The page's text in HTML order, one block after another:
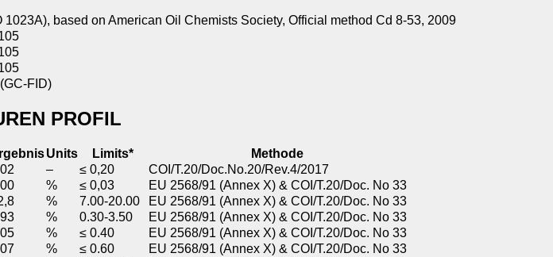
1023Α), based on American Oil Chemists Society, Official method Cd 8-53, 2009
(GC-FID)
PROFIL
Units Limits*
Methode
– ≤ 0,20
COI/T.20/Doc.No.20/Rev.4/2017
% ≤ 0,03
EU 2568/91 (Annex X) & COI/T.20/Doc. No 33
% 7.00-20.00
EU 2568/91 (Annex X) & COI/T.20/Doc. No 33
% 0.30-3.50
EU 2568/91 (Annex X) & COI/T.20/Doc. No 33
% ≤ 0.40
EU 2568/91 (Annex X) & COI/T.20/Doc. No 33
% ≤ 0.60
EU 2568/91 (Annex X) & COI/T.20/Doc. No 33